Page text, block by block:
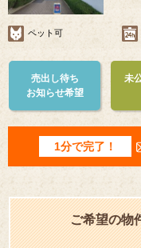
ペット可
売出し待ち
お知らせ希望
未
1分で完了！
ご希望の物